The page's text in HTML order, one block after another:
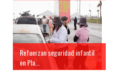
Refuerzan seguridad infantil
en Pla...